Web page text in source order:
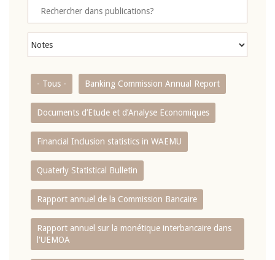
- Tous - Banking Commission Annual Report
Documents d’Etude et d’Analyse Economiques
Financial Inclusion statistics in WAEMU
Quaterly Statistical Bulletin
Rapport annuel de la Commission Bancaire
Rapport annuel sur la monétique interbancaire dans
l'UEMOA